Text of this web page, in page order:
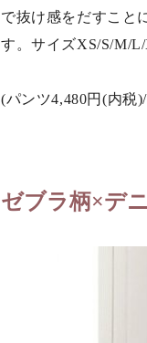
で抜け感をだすこと
す。サイズXS/S/M/
(パンツ4,480円(内税
ゼブラ柄×デ